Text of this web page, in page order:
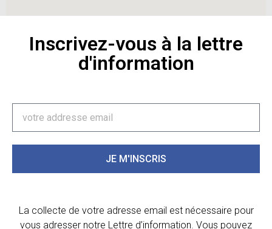
Inscrivez-vous à la lettre
d'information
JE M'INSCRIS
La collecte de votre adresse email est nécessaire pour
vous adresser notre Lettre d’information. Vous pouvez